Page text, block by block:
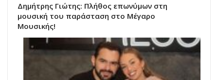
Δημήτρης Γιώτης: Πλήθος επωνύμων στη
μουσική του παράσταση στο Μέγαρο
Μουσικής!